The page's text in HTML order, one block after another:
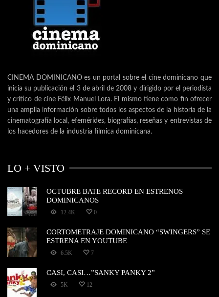
CINEMA DOMINICANO es un portal sobre el cine dominicano que
inicia su publicación el 3 de abril de 2008 y dirigido por el periodista
y crítico de cine Félix Manuel Lora. El mismo tiene como fin ofrecer
una amplia información sobre todos los aspectos de la historia de la
cinematografía local, efemérides, biografías, reseñas y entrevistas de
los hacedores de la industria fílmica dominicana.
LO + VISTO
OCTUBRE BATE RECORD EN ESTRENOS
DOMINICANOS
12.4K 0
CORTOMETRAJE DOMINICANO “SWINGERS” SE
ESTRENA EN YOUTUBE
6.5K 7
CASI, CASI…”SANKY PANKY 2”
5K 12